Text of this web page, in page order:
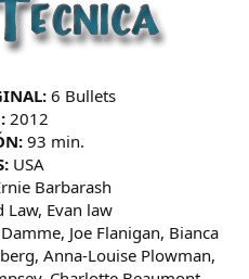
6 Bullets
2012
93 min.
USA
Barbarash
Law, Evan law
Joe Flanigan, Bianca
Anna-Louise Plowman,